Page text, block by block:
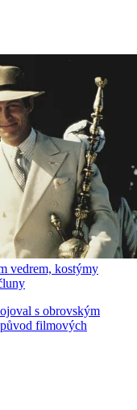
vedrem, kostýmy
s obrovským
filmových